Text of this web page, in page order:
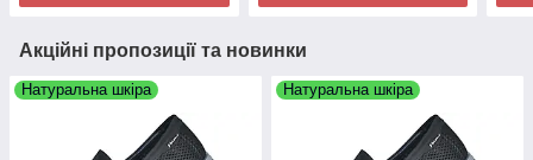
Акційні пропозиції та новинки
Натуральна шкіра Натуральна шкіра